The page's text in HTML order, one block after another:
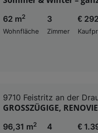
62 m2
Wohnfläche
3
Zimmer
€
9710 Feistritz an der
GROSSZÜGIGE,
96,31 m2
4 €